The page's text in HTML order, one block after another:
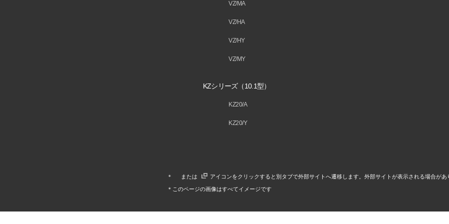
VZ/MA
VZ/HA
VZ/HY
VZ/MY
KZシリーズ（10.1型）
KZ20/A
KZ20/Y
＊ または アイコンをクリックすると別タブで外部サイトへ遷移します。外部サイトが表示される場合があ
＊このページの画像はすべてイメージです